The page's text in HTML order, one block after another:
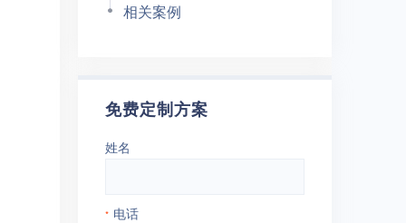
相关案例
免费定制方案
姓名
* 电话